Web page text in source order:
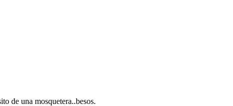
de una mosquetera..besos.